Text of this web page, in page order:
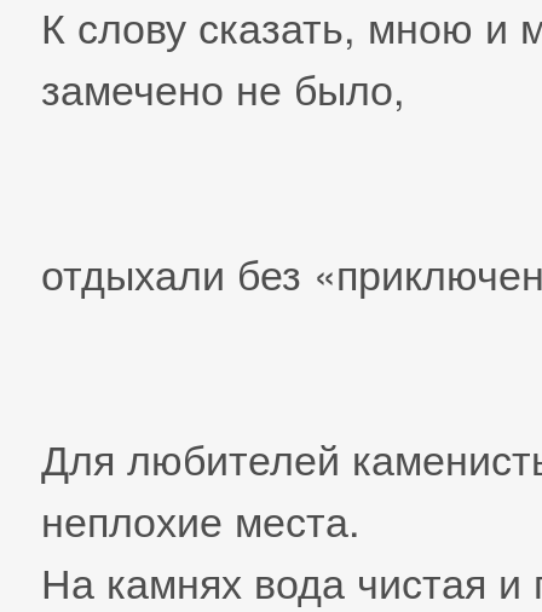
К слову сказать, мною и
замечено не было,
отдыхали без
Для любителей
неплохие места.
На камнях вода чистая